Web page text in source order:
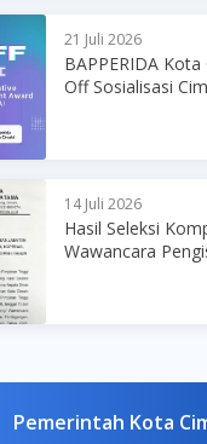
21 Juli 2026
BAPPERIDA
Off Sosialisasi
14 Juli 2026
Hasil Seleksi
Wawancara
Pemerintah Kota